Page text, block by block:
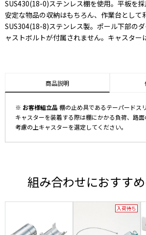
SUS430(18-0)ステンレス棚を使用。平板を
安定な物品の収納はもちろん、作業台として
SUS304(18-8)ステンレス製。ポール下部の
ャストボルトが付属されません。キャスター
商品説明
※ お客様組立品 棚の止め具であるテーパードス
キャスターを装着する際は棚にかかる負荷、路
考慮の上キャスターを選定してください。
組み合わせにおすす
入荷待ち